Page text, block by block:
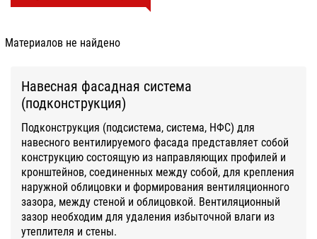
Материалов не найдено
Навесная фасадная система
(подконструкция)
Подконструкция (подсистема, система, НФС) для
навесного вентилируемого фасада представляет собой
конструкцию состоящую из направляющих профилей и
кронштейнов, соединенных между собой, для крепления
наружной облицовки и формирования вентиляционного
зазора, между стеной и облицовкой. Вентиляционный
зазор необходим для удаления избыточной влаги из
утеплителя и стены.